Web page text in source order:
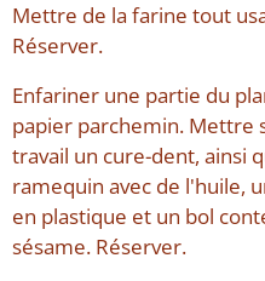
Mettre de la farine tout
Réserver.
Enfariner une partie du
papier parchemin. Mettre
travail un cure-dent, ainsi
ramequin avec de l'huile,
en plastique et un bol
sésame. Réserver.